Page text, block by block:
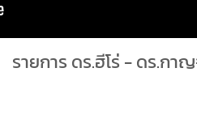
รายการ ดร.ฮีโร่ - ดร.กา